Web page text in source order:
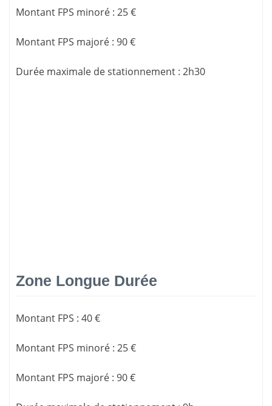
Montant FPS minoré : 25 €
Montant FPS majoré : 90 €
Durée maximale de stationnement : 2h30
Zone Longue Durée
Montant FPS : 40 €
Montant FPS minoré : 25 €
Montant FPS majoré : 90 €